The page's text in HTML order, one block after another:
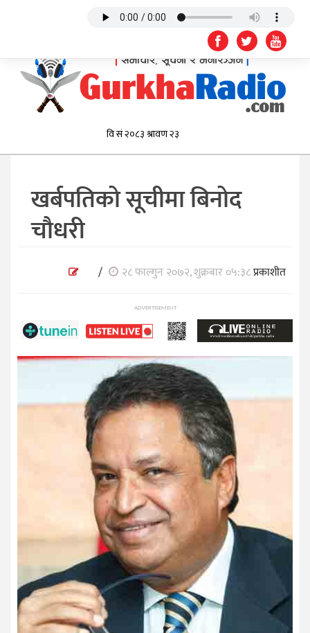
खर्बपतिको सूचीमा बिनोद
चौधरी
/ २८ फाल्गुन २०७२, शुक्रबार ०५:३८प्रकाशीत
ADVERTISEMENT